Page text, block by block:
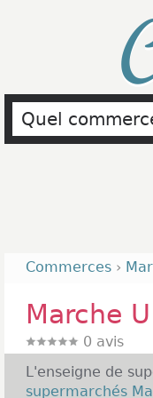
Commerces ›
Marche U
0 avis
L'enseigne de
supermarchés